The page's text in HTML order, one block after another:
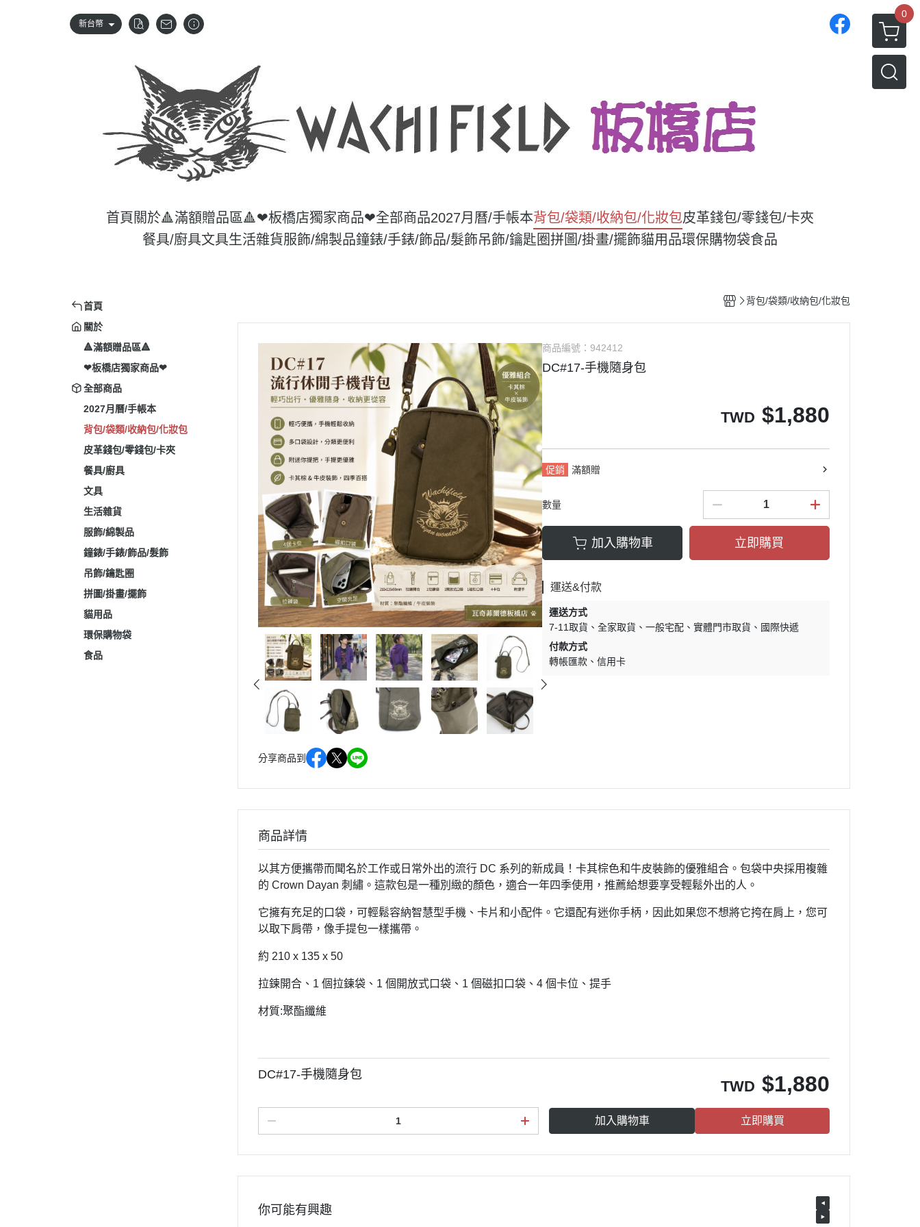
新台幣
0
首頁 關於🔺滿額贈品區🔺❤板橋店獨家商品❤全部商品2027月曆/手帳本背包/袋類/收納包/化妝包皮革錢包/零錢包/卡夾
餐具/廚具文具生活雜貨服飾/綿製品鐘錶/手錶/飾品/髮飾吊飾/鑰匙圈拼圖/掛畫/擺飾貓用品環保購物袋食品
首頁
關於
🔺滿額贈品區🔺
❤板橋店獨家商品❤
全部商品
2027月曆/手帳本
背包/袋類/收納包/化妝包
皮革錢包/零錢包/卡夾
餐具/廚具
文具
生活雜貨
服飾/綿製品
鐘錶/手錶/飾品/髮飾
吊飾/鑰匙圈
拼圖/掛畫/擺飾
貓用品
環保購物袋
食品
背包/袋類/收納包/化妝包
分享商品到
商品編號： 942412
DC#17-手機隨身包
TWD $1,880
促銷 滿額贈
數量
加入購物車 立即購買
運送&付款
運送方式
7-11取貨
全家取貨 一般宅配 實體門市取貨
國際快遞
付款方式
轉帳匯款
信用卡
商品詳情
以其方便攜帶而聞名於工作或日常外出的流行 DC 系列的新成員！卡其棕色和牛皮裝飾的優雅組合。包袋中央採用複雜
的 Crown Dayan 刺繡。這款包是一種​​別緻的顏色，適合一年四季使用，推薦給想要享受輕鬆外出的人。
它擁有充足的口袋，可輕鬆容納智慧型手機、卡片和小配件。它還配有迷你手柄，因此如果您不想將它挎在肩上，您可
以取下肩帶，像手提包一樣攜帶。
約 210 x 135 x 50
拉鍊開合、1 個拉鍊袋、1 個開放式口袋、1 個磁扣口袋、4 個卡位、提手
材質:聚酯纖維
DC#17-手機隨身包
TWD $1,880
加入購物車 立即購買
你可能有興趣